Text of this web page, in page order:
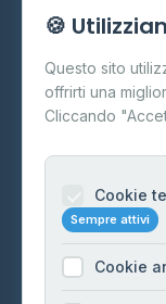
Cos'è il GPL
FAQ
Contatti
Informazioni
Cookie Policy
🍪
Questo sito
offrirti una
Cliccando
Cookie
Sempre attivi
Cookie